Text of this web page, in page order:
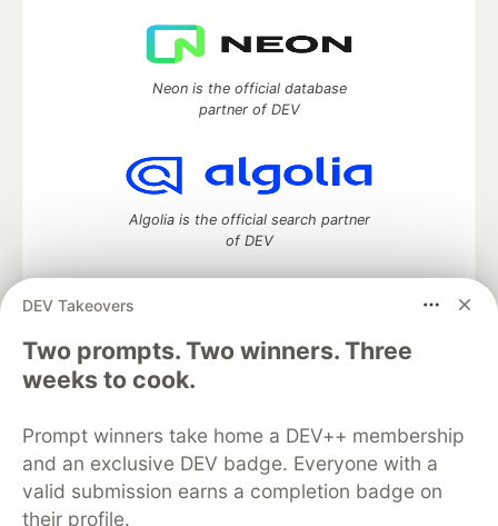
DEV Takeovers
Two prompts. Two winners. Three
weeks to cook.
Prompt winners take home a DEV++ membership
and an exclusive DEV badge. Everyone with a
valid submission earns a completion badge on
their profile.
Neon is the official database
partner of DEV
Algolia is the official search partner
of DEV
DEV Community— A space to discuss and keep up software
development and manage your software career
Home
DEV Challenges
Organization Accounts
DEV Showcase About
Contact
Free Postgres Database
DEV Shop
MLH
Code of Conduct
Privacy Policy
Terms of Use
Built on
Forem software that powers